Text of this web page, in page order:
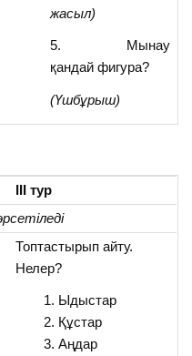
жасыл)
5. Мынау
қандай фигура?
(Үшбұрыш)
ІІІ тур
Топтастырып айту.
Нелер?
Ыдыстар
Құстар
Аңдар